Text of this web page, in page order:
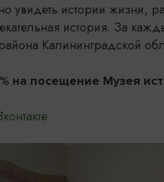
увидеть истории жизни,
история. За
Калининградской
на посещение Музея